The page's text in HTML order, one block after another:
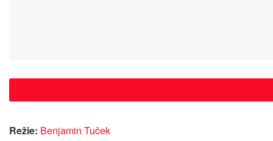
Režie: Benjamin Tuček